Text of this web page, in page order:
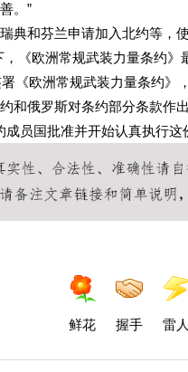
。”
典和芬兰申请加入北约等，
《欧洲常规武装力量条约》
《欧洲常规武装力量条约
和俄罗斯对条约部分条款作
成员国批准并开始认真执行这
鲜花 握手 雷